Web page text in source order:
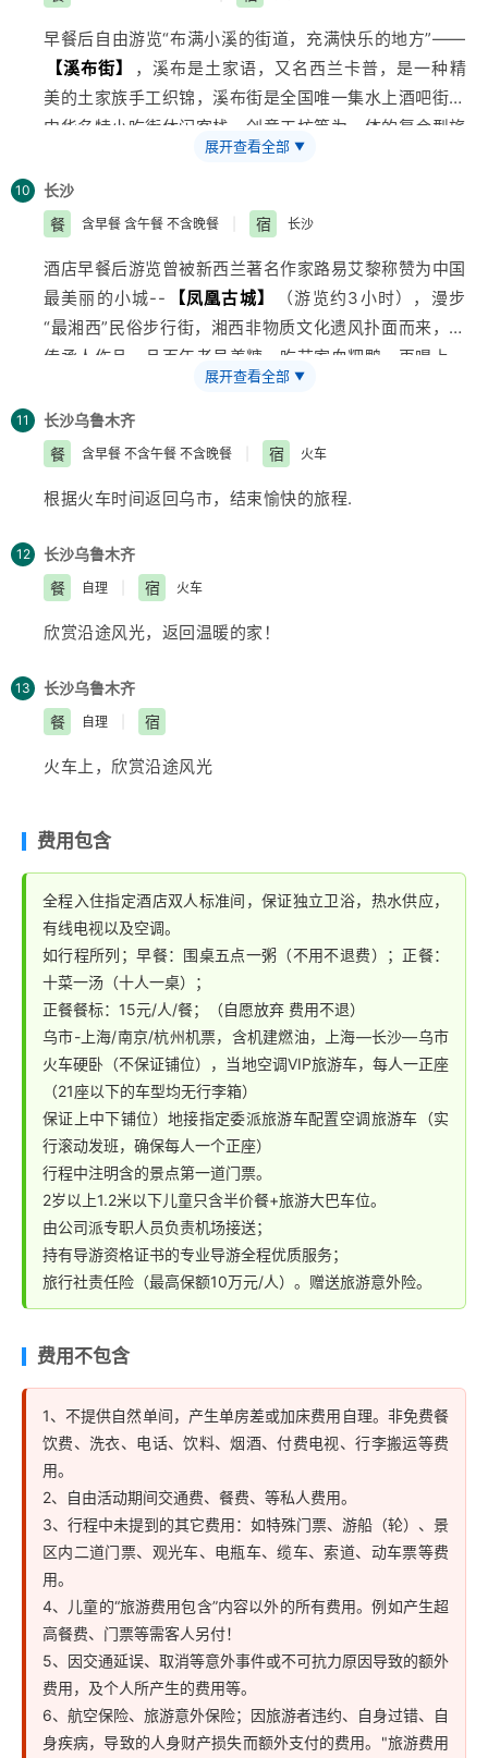
赏世界最美的有天然氧吧之称的
杉林幽静，穿行在峰峦幽谷云间，溪水明净，人沿清溪
行，胜似画中游；。游览【十里画廊景区】 （游览时间
约1小时）峡谷两岸林木葱茏、野花飘香，奇峰异石、千
姿百态像一幅巨大的山水画卷。游览享有“世界溶洞全能
游览时间约2小时）：洞中灯火阑珊、石笋林立，犹如一
株株古木错节盘根、洞中有洞、洞中有河、无奇不有，真
海神针、响水河、龙王聚会厅、天仙水、天柱街等著名景
点。
夜间欣赏大型民族风情演艺——烟雨张家界（赠送价值
228元/人普座票，无优免无退费，游览时间约1小时40分
早餐后自由游览“布满小溪的街道，充满快乐的地方”——
【溪布街】
，溪布是土家语，又名西兰卡普，是一种精
美的土家族手工织锦，溪布街是全国唯一集水上酒吧街、
中华名特小吃街休闲客栈、创意工坊等为一体的复合型旅
商业步行街，参观张家界大型晶彩武陵博览园，可自由
逛各种街边小店、赏湘西神秘巫术。（温馨提示：溪布街
享有“酒吧、美食、后游览张家界地质博物馆
窗】
（游览时间约1.5小时），感受3亿八千万年以来，
张家界沧海桑田般的地质变迁，了解湘西三大地质奇观的
演化和形成的过程。下午BUS前往凤凰（全程高速），
观世界奇观——【矮寨特大悬索桥●矮寨大桥】（游览
时间约2小时。费用未含景区内小交通：上下扶梯+景区
采用钢桁加劲梁，梁高为7.5米，梁宽27米，节段梁长
14.5米，全桥共69节，主梁全长1000.5米。德夯河流经
330m。矮寨大桥为四车道高速公路特大桥，设计车速
350米的高空俯瞰矮寨公路奇观和美丽的德夯大峡谷，该
桥跨越矮寨大峡谷，被誉为
可自行漫步沱江,燃放许愿灯,或约上三五好友前往沱江边
都会随风而去。。。
展开查看全部 ▼
10
长沙
餐
含早餐 含午餐 不含晚餐 宿 长沙
酒店早餐后游览曾被新西兰著名作家路易艾黎称赞为中国
最美丽的小城--
【凤凰古城】
（游览约3小时），漫步
“最湘西”民俗步行街，湘西非物质文化遗风扑面而来，赏
传承人作品，品百年老号姜糖，吃苗家血粑鸭，再喝上一
口香醇的苗家酒，不亦乐乎！黄永玉的风水巨型雕塑“犟
牛座”屹于街心，让您站在这块风水宝地上同时吸纳大师
的风范气息。百年历史“九凤银”，使您湿身银的海洋，博
远的苗银文化之中有您的身影，以“九凤牛角梳”为代表的
苗族“文书”文化，更是奇而不俗，意味深长，古老的“湘
省文物局联办的
那湘西剿匪的战争年代......（来大湘西不了解土匪民俗文
化，等于您只来了一半）。后车赴长沙送酒店。（约500
展开查看全部 ▼
11 长沙乌鲁木齐
餐
含早餐 不含午餐 不含晚餐 宿 火车
根据火车时间返回乌市，结束愉快的旅程.
12 长沙乌鲁木齐
餐
自理 宿 火车
欣赏沿途风光，返回温暖的家！
13 长沙乌鲁木齐
餐
自理 宿
火车上，欣赏沿途风光
费用包含
全程入住指定酒店双人标准间，保证独立卫浴，热水供应，
有线电视以及空调。
如行程所列；早餐：围桌五点一粥（不用不退费）；正餐：
十菜一汤（十人一桌）；
正餐餐标：15元/人/餐；（自愿放弃 费用不退）
乌市-上海/南京/杭州机票，含机建燃油，上海—长沙—乌市
火车硬卧（不保证铺位），当地空调VIP旅游车，每人一正座
（21座以下的车型均无行李箱）
保证上中下铺位）地接指定委派旅游车配置空调旅游车（实
行滚动发班，确保每人一个正座）
行程中注明含的景点第一道门票。
2岁以上1.2米以下儿童只含半价餐+旅游大巴车位。
由公司派专职人员负责机场接送；
持有导游资格证书的专业导游全程优质服务；
旅行社责任险（最高保额10万元/人）。赠送旅游意外险。
费用不包含
1、不提供自然单间，产生单房差或加床费用自理。非免费餐
饮费、洗衣、电话、饮料、烟酒、付费电视、行李搬运等费
用。
2、自由活动期间交通费、餐费、等私人费用。
3、行程中未提到的其它费用：如特殊门票、游船（轮）、景
区内二道门票、观光车、电瓶车、缆车、索道、动车票等费
用。
4、儿童的“旅游费用包含”内容以外的所有费用。例如产生超
高餐费、门票等需客人另付！
5、因交通延误、取消等意外事件或不可抗力原因导致的额外
费用，及个人所产生的费用等。
6、航空保险、旅游意外保险；因旅游者违约、自身过错、自
身疾病，导致的人身财产损失而额外支付的费用。"旅游费用